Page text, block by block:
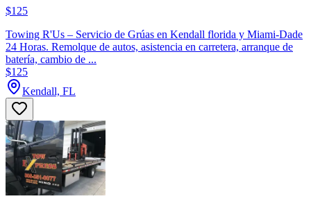
$125
Towing R'Us – Servicio de Grúas en Kendall florida y Miami-Dade
24 Horas. Remolque de autos, asistencia en carretera, arranque de
batería, cambio de ...
$125
Kendall, FL